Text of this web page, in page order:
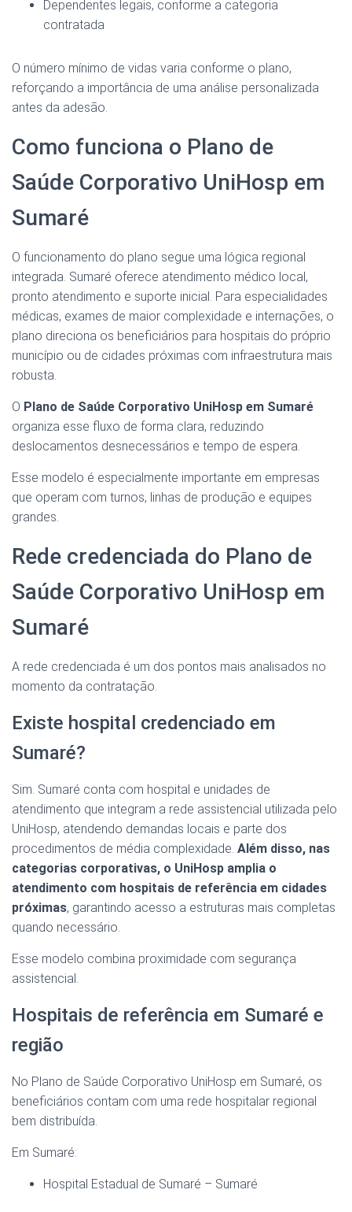
Dependentes legais, conforme a categoria
contratada
O número mínimo de vidas varia conforme o plano,
reforçando a importância de uma análise personalizada
antes da adesão.
Como funciona o Plano de
Saúde Corporativo UniHosp em
Sumaré
O funcionamento do plano segue uma lógica regional
integrada. Sumaré oferece atendimento médico local,
pronto atendimento e suporte inicial. Para especialidades
médicas, exames de maior complexidade e internações, o
plano direciona os beneficiários para hospitais do próprio
município ou de cidades próximas com infraestrutura mais
robusta.
O Plano de Saúde Corporativo UniHosp em Sumaré
organiza esse fluxo de forma clara, reduzindo
deslocamentos desnecessários e tempo de espera.
Esse modelo é especialmente importante em empresas
que operam com turnos, linhas de produção e equipes
grandes.
Rede credenciada do Plano de
Saúde Corporativo UniHosp em
Sumaré
A rede credenciada é um dos pontos mais analisados no
momento da contratação.
Existe hospital credenciado em
Sumaré?
Sim. Sumaré conta com hospital e unidades de
atendimento que integram a rede assistencial utilizada pelo
UniHosp, atendendo demandas locais e parte dos
procedimentos de média complexidade. Além disso, nas
categorias corporativas, o UniHosp amplia o
atendimento com hospitais de referência em cidades
próximas, garantindo acesso a estruturas mais completas
quando necessário.
Esse modelo combina proximidade com segurança
assistencial.
Hospitais de referência em Sumaré e
região
No Plano de Saúde Corporativo UniHosp em Sumaré, os
beneficiários contam com uma rede hospitalar regional
bem distribuída.
Em Sumaré:
Hospital Estadual de Sumaré – Sumaré